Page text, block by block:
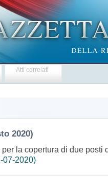
Atti correlati
2020)
la copertura di due posti
07-2020)